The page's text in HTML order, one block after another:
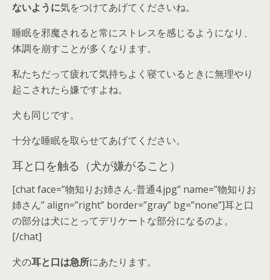
ないように気をつけてあげてくださいね。
睡眠を邪魔されると常にストレスを感じるようになり、
体調を崩すことが多くなります。
私たちだって疲れて気持ちよく寝ているときに無理やり
起こされたら嫌ですよね。
犬も同じです。
十分な睡眠を取らせてあげてください。
耳と口を触る（犬が嫌がること）
[chat face=”物知りお姉さん-普通4.jpg” name=”物知りお
姉さん” align=”right” border=”gray” bg=”none”]耳と口
の部分は犬にとってデリケートな部分になるのよ。
[/chat]
犬の耳と口は急所にあたります。